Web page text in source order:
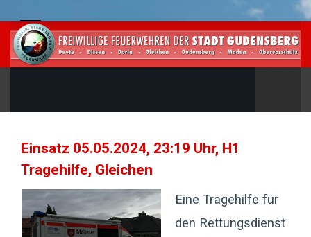
Einsatz 05.05.2024, 23:19 Uhr, H1
Tragehilfe, Gleichen
Eine Tragehilfe für
den Rettungsdienst